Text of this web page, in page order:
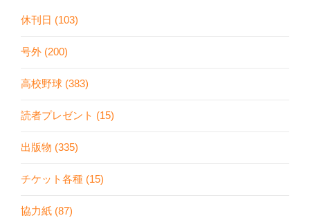
休刊日 (103)
号外 (200)
高校野球 (383)
読者プレゼント (15)
出版物 (335)
チケット各種 (15)
協力紙 (87)